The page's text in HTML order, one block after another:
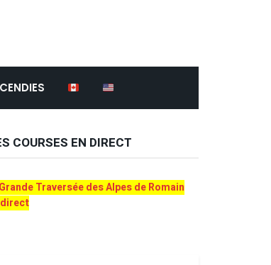
COURSES EN DIRECT
Traversée des Alpes de Romain